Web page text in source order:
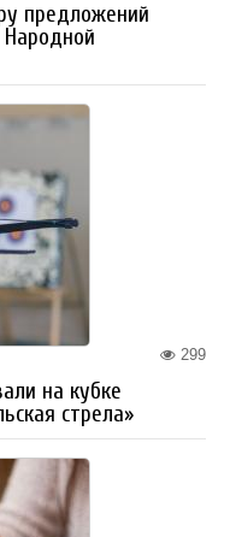
предложений
299
на кубке
стрела»